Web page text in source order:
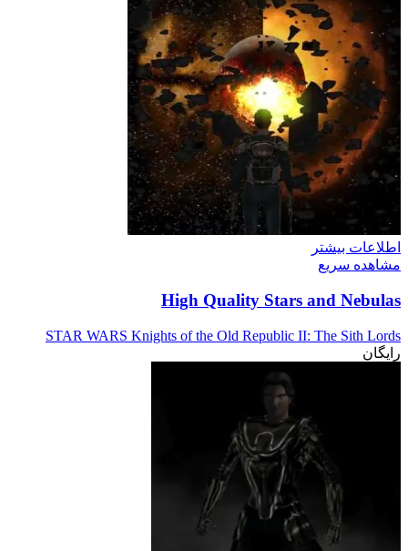
اطلاعات بیشتر
مشاهده سریع
High Quality Stars and Nebulas
STAR WARS Knights of the Old Republic II: The Sith Lords
رایگان